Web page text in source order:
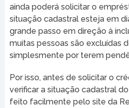
ainda poderá solicitar o
situação cadastral esteja em
grande passo em direção à
muitas pessoas são excluídas
simplesmente por terem
Por isso, antes de solicitar o
verificar a situação cadastral
feito facilmente pelo site da